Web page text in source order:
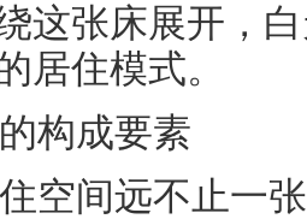
这张床展开，
居住模式。
构成要素
空间远不止一